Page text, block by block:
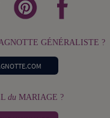
GÉNÉRALISTE ?
du MARIAGE ?